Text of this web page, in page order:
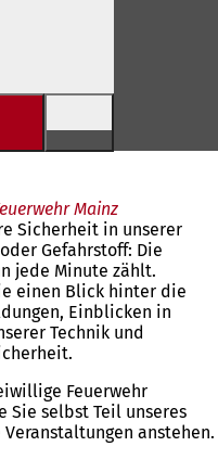
Mainz
Sicherheit in unserer
Gefahrstoff: Die
jede Minute zählt.
einen Blick hinter die
Einblicken in
Technik und
Feuerwehr
Sie selbst Teil unseres
anstehen.